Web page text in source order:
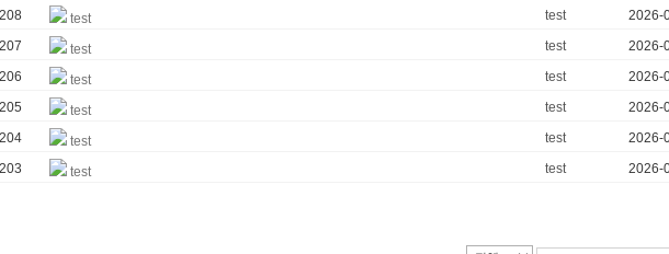
test test 2026-
test test 2026-
test test 2026-
test test 2026-
test test 2026-
test test 2026-